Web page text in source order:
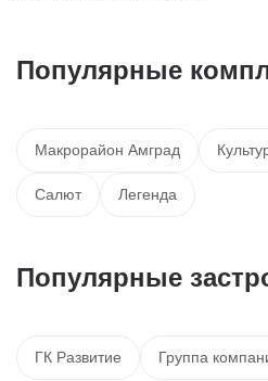
Популярные
Макрорайон Амград
Салют Легенда
Популярные
ГК Развитие Группа